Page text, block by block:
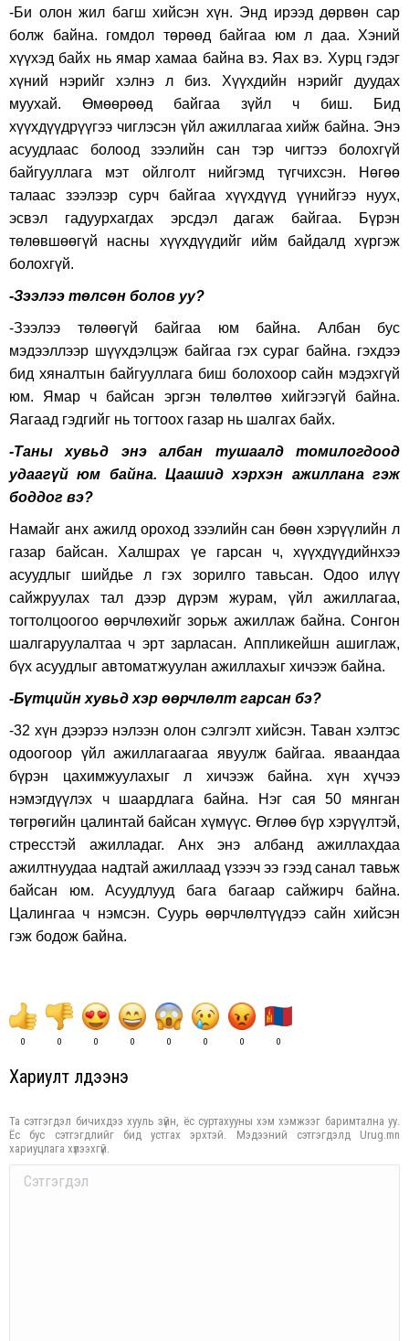
-Би олон жил багш хийсэн хүн. Энд ирээд дөрвөн сар
болж байна. гомдол төрөөд байгаа юм л даа. Хэний
хүүхэд байх нь ямар хамаа байна вэ. Яах вэ. Хурц гэдэг
хүний нэрийг хэлнэ л биз. Хүүхдийн нэрийг дуудах
муухай. Өмөөрөөд байгаа зүйл ч биш. Бид
хүүхдүүдрүүгээ чиглэсэн үйл ажиллагаа хийж байна. Энэ
асуудлаас болоод зээлийн сан тэр чигтээ болохгүй
байгууллага мэт ойлголт нийгэмд түгчихсэн. Нөгөө
талаас зээлээр сурч байгаа хүүхдүүд үүнийгээ нуух,
эсвэл гадуурхагдах эрсдэл дагаж байгаа. Бүрэн
төлөвшөөгүй насны хүүхдүүдийг ийм байдалд хүргэж
болохгүй.
-Зээлээ төлсөн болов уу?
-Зээлээ төлөөгүй байгаа юм байна. Албан бус
мэдээллээр шүүхдэлцэж байгаа гэх сураг байна. гэхдээ
бид хяналтын байгууллага биш болохоор сайн мэдэхгүй
юм. Ямар ч байсан эргэн төлөлтөө хийгээгүй байна.
Яагаад гэдгийг нь тогтоох газар нь шалгах байх.
-Таны хувьд энэ албан тушаалд томилогдоод
удаагүй юм байна. Цаашид хэрхэн ажиллана гэж
боддог вэ?
Намайг анх ажилд ороход зээлийн сан бөөн хэрүүлийн л
газар байсан. Халшрах үе гарсан ч, хүүхдүүдийнхээ
асуудлыг шийдье л гэх зорилго тавьсан. Одоо илүү
сайжруулах тал дээр дүрэм журам, үйл ажиллагаа,
тогтолцоогоо өөрчлөхийг зорьж ажиллаж байна. Сонгон
шалгаруулалтаа ч эрт зарласан. Аппликейшн ашиглаж,
бүх асуудлыг автоматжуулан ажиллахыг хичээж байна.
-Бүтцийн хувьд хэр өөрчлөлт гарсан бэ?
-32 хүн дээрээ нэлээн олон сэлгэлт хийсэн. Таван хэлтэс
одоогоор үйл ажиллагаагаа явуулж байгаа. яваандаа
бүрэн цахимжуулахыг л хичээж байна. хүн хүчээ
нэмэгдүүлэх ч шаардлага байна. Нэг сая 50 мянган
төгрөгийн цалинтай байсан хүмүүс. Өглөө бүр хэрүүлтэй,
стресстэй ажилладаг. Анх энэ албанд ажиллахдаа
ажилтнуудаа надтай ажиллаад үзээч ээ гээд санал тавьж
байсан юм. Асуудлууд бага багаар сайжирч байна.
Цалингаа ч нэмсэн. Суурь өөрчлөлтүүдээ сайн хийсэн
гэж бодож байна.
0 0 0 0 0 0 0 0
Хариулт үлдээнэ үү
Та сэтгэгдэл бичихдээ хууль зүйн, ёс суртахууны хэм хэмжээг баримтална уу.
Ёс бус сэтгэгдлийг бид устгах эрхтэй. Мэдээний сэтгэгдэлд Urug.mn
хариуцлага хүлээхгүй.
Comment